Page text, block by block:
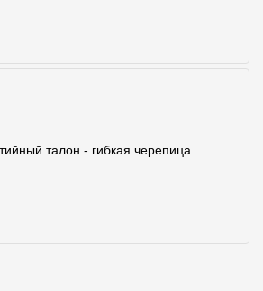
талон - гибкая черепица